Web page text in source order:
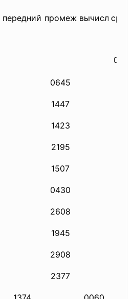
передний промеж вычисл средн
0061
0645
1447
1423
2195
1507
0430
2608
1945
2908
2377